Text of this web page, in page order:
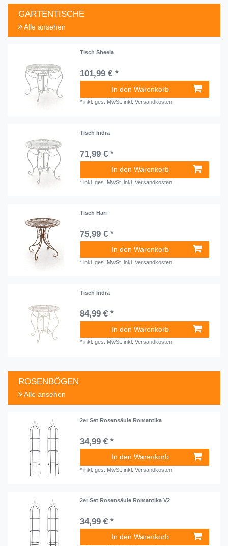
GARTENTISCHE
Alle ansehen
Tisch Sheela
101,99 € *
In den Warenkorb
*inkl. ges. MwSt. inkl.Versandkosten
Tisch Indra
71,99 € *
In den Warenkorb
*inkl. ges. MwSt. inkl.Versandkosten
Tisch Hari
75,99 € *
In den Warenkorb
*inkl. ges. MwSt. inkl.Versandkosten
Tisch Indra
84,99 € *
In den Warenkorb
*inkl. ges. MwSt. inkl.Versandkosten
ROSENBÖGEN
Alle ansehen
2er Set Rosensäule Romantika
34,99 € *
In den Warenkorb
*inkl. ges. MwSt. inkl.Versandkosten
2er Set Rosensäule Romantika V2
34,99 € *
In den Warenkorb